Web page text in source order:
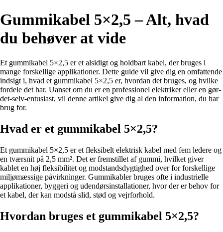
Gummikabel 5×2,5 – Alt, hvad
du behøver at vide
Et gummikabel 5×2,5 er et alsidigt og holdbart kabel, der bruges i
mange forskellige applikationer. Dette guide vil give dig en omfattende
indsigt i, hvad et gummikabel 5×2,5 er, hvordan det bruges, og hvilke
fordele det har. Uanset om du er en professionel elektriker eller en gør-
det-selv-entusiast, vil denne artikel give dig al den information, du har
brug for.
Hvad er et gummikabel 5×2,5?
Et gummikabel 5×2,5 er et fleksibelt elektrisk kabel med fem ledere og
en tværsnit på 2,5 mm². Det er fremstillet af gummi, hvilket giver
kablet en høj fleksibilitet og modstandsdygtighed over for forskellige
miljømæssige påvirkninger. Gummikabler bruges ofte i industrielle
applikationer, byggeri og udendørsinstallationer, hvor der er behov for
et kabel, der kan modstå slid, stød og vejrforhold.
Hvordan bruges et gummikabel 5×2,5?